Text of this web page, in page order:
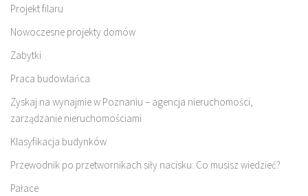
Projekt filaru
Nowoczesne projekty domów
Zabytki
Praca budowlańca
Zyskaj na wynajmie w Poznaniu – agencja nieruchomości,
zarządzanie nieruchomościami
Klasyfikacja budynków
Przewodnik po przetwornikach siły nacisku: Co musisz wiedzieć?
Pałace